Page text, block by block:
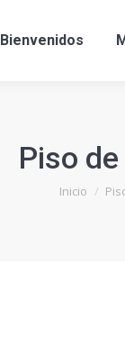
Bienvenidos
Piso
Estás aquí:
Inicio